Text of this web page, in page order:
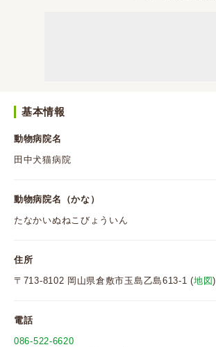
基本情報
動物病院名
田中犬猫病院
動物病院名（かな）
たなかいぬねこびょういん
住所
〒713-8102 岡山県倉敷市玉島乙島613-1 (地図)
電話
086-522-6620